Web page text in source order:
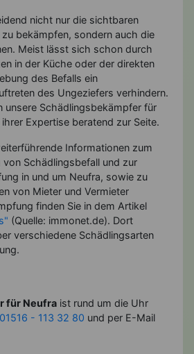
nicht nur die sichtbaren
zu bekämpfen, sondern auch die
Meist lässt sich schon durch
in der Küche oder der direkten
des Befalls ein
des Ungeziefers verhindern.
unsere Schädlingsbekämpfer für
Expertise beratend zur Seite.
Informationen zum
Schädlingsbefall und zur
in und um Neufra, sowie zu
von Mieter und Vermieter
finden Sie in dem Artikel
(Quelle: immonet.de). Dort
verschiedene Schädlingsarten
für Neufra ist rund um die Uhr
01516 - 113 32 80 und per E-Mail